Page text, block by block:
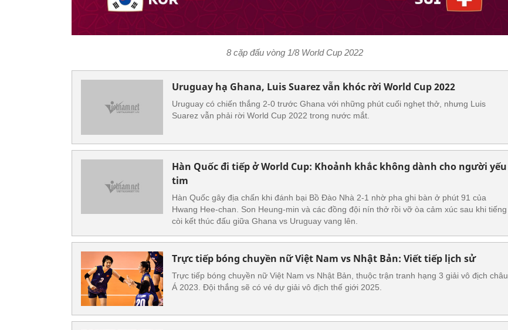
8 cặp đấu vòng 1/8 World Cup 2022
Uruguay hạ Ghana, Luis Suarez vẫn khóc rời World Cup 2022
Uruguay có chiến thắng 2-0 trước Ghana với những phút cuối nghẹt thở, nhưng Luis
Suarez vẫn phải rời World Cup 2022 trong nước mắt.
Hàn Quốc đi tiếp ở World Cup: Khoảnh khắc không dành cho người yếu
tim
Hàn Quốc gây địa chấn khi đánh bại Bồ Đào Nhà 2-1 nhờ pha ghi bàn ở phút 91 của
Hwang Hee-chan. Son Heung-min và các đồng đội nín thở rồi vỡ òa cảm xúc sau khi tiếng
còi kết thúc đấu giữa Ghana vs Uruguay vang lên.
Trực tiếp bóng chuyền nữ Việt Nam vs Nhật Bản: Viết tiếp lịch sử
Trực tiếp bóng chuyền nữ Việt Nam vs Nhật Bản, thuộc trận tranh hạng 3 giải vô địch châu
Á 2023. Đội thắng sẽ có vé dự giải vô địch thế giới 2025.